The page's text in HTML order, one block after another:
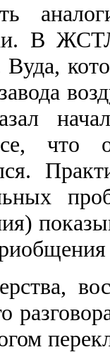
В
Вуда,
что